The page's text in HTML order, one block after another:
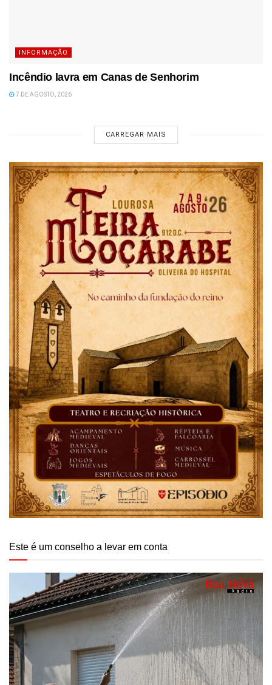
INFORMAÇÃO
Incêndio lavra em Canas de Senhorim
7 DE AGOSTO, 2026
CARREGAR MAIS
Este é um conselho a levar em conta